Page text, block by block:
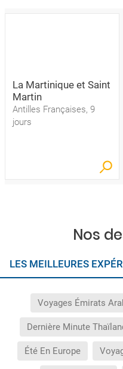
La Martinique et Saint
Martin
Antilles Françaises, 9
jours
Nos
LES MEILLEURES
Voyages Émirats
Dernière Minute
Été En Europe